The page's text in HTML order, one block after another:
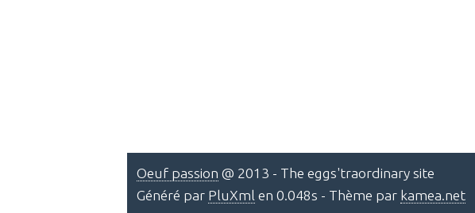
Oeuf passion @ 2013 - The eggs'traordinary site
Généré par PluXml en 0.048s - Thème par kamea.net